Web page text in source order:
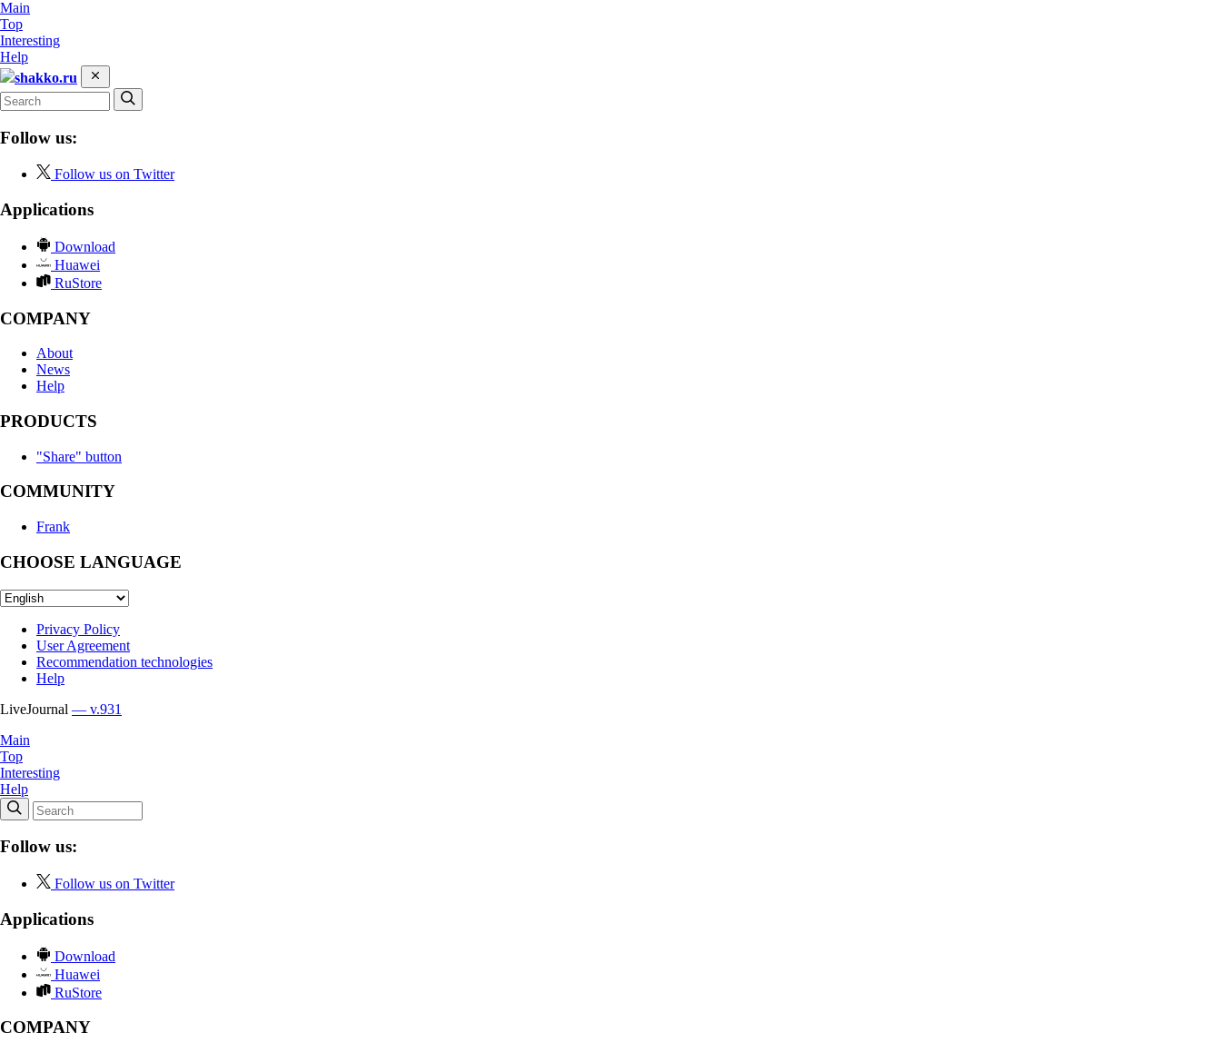
Main
Top
Interesting
Help
shakko.ru
Follow us:
Follow us on Twitter
Applications
Download
Huawei
RuStore
COMPANY
About
News
Help
PRODUCTS
"Share" button
COMMUNITY
Frank
CHOOSE LANGUAGE
Privacy Policy
User Agreement
Recommendation technologies
Help
LiveJournal — v.931
Main
Top
Interesting
Help
Follow us:
Follow us on Twitter
Applications
Download
Huawei
RuStore
COMPANY